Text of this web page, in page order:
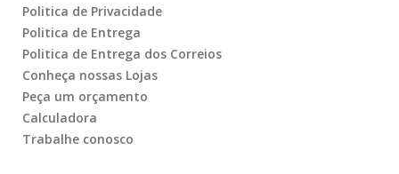
Politica de Privacidade
Politica de Entrega
Politica de Entrega dos Correios
Conheça nossas Lojas
Peça um orçamento
Calculadora
Trabalhe conosco